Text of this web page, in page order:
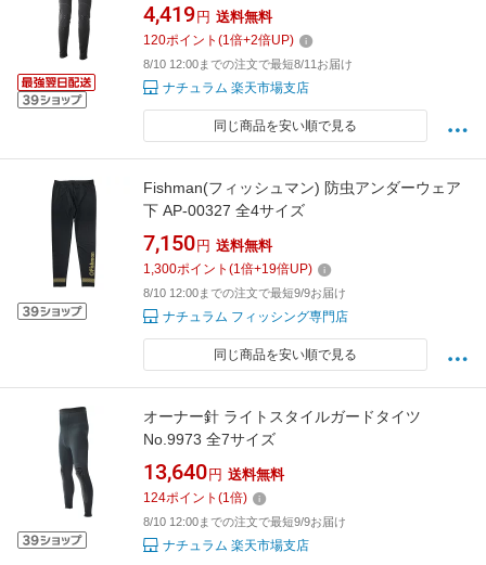
4,419 円 送料無料
120ポイント (1倍+2倍UP)
8/10 12:00までの注文で最短8/11お届け
ナチュラム 楽天市場支店
同じ商品を安い順で見る
Fishman(フィッシュマン) 防虫アンダーウェア
下 AP-00327 全4サイズ
7,150 円 送料無料
1,300ポイント (1倍+19倍UP)
8/10 12:00までの注文で最短9/9お届け
ナチュラム フィッシング専門店
同じ商品を安い順で見る
オーナー針 ライトスタイルガードタイツ
No.9973 全7サイズ
13,640 円 送料無料
124ポイント (1倍)
8/10 12:00までの注文で最短9/9お届け
ナチュラム 楽天市場支店